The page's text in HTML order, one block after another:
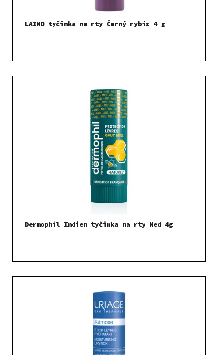
LAINO tyčinka na rty Černý rybíz 4 g
Dermophil Indien tyčinka na rty Med 4g